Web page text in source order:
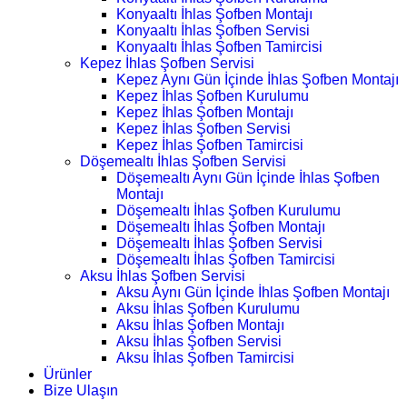
Konyaaltı İhlas Şofben Montajı
Konyaaltı İhlas Şofben Servisi
Konyaaltı İhlas Şofben Tamircisi
Kepez İhlas Şofben Servisi
Kepez Aynı Gün İçinde İhlas Şofben Montajı
Kepez İhlas Şofben Kurulumu
Kepez İhlas Şofben Montajı
Kepez İhlas Şofben Servisi
Kepez İhlas Şofben Tamircisi
Döşemealtı İhlas Şofben Servisi
Döşemealtı Aynı Gün İçinde İhlas Şofben
Montajı
Döşemealtı İhlas Şofben Kurulumu
Döşemealtı İhlas Şofben Montajı
Döşemealtı İhlas Şofben Servisi
Döşemealtı İhlas Şofben Tamircisi
Aksu İhlas Şofben Servisi
Aksu Aynı Gün İçinde İhlas Şofben Montajı
Aksu İhlas Şofben Kurulumu
Aksu İhlas Şofben Montajı
Aksu İhlas Şofben Servisi
Aksu İhlas Şofben Tamircisi
Ürünler
Bize Ulaşın